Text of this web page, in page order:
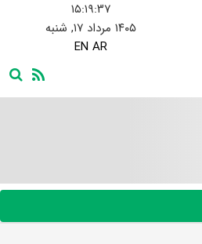
۱۵:۱۹:۳۷
۱۴۰۵ مرداد ۱۷, شنبه
EN AR